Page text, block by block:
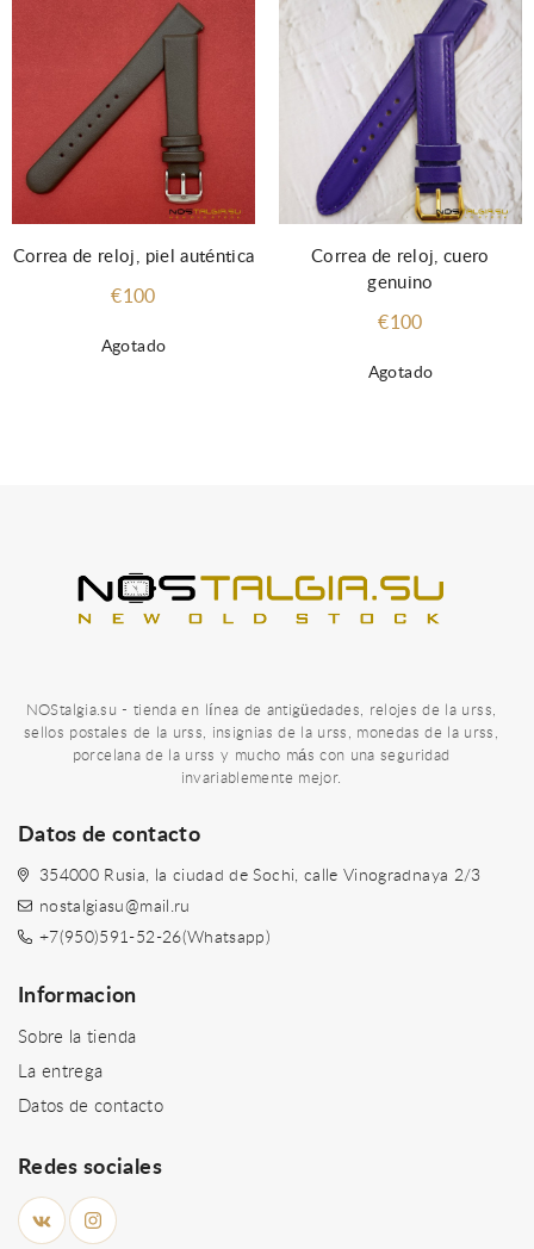
Agotado
Correa de reloj, piel auténtica
€100
Agotado
Correa de reloj, cuero
genuino
€100
NOStalgia.su - tienda en línea de antigüedades, relojes de la urss,
sellos postales de la urss, insignias de la urss, monedas de la urss,
porcelana de la urss y mucho más con una seguridad
invariablemente mejor.
Datos de contacto
354000 Rusia, la ciudad de Sochi, calle Vinogradnaya 2/3
nostalgiasu@mail.ru
+7(950)591-52-26(Whatsapp)
Informacion
Sobre la tienda
La entrega
Datos de contacto
Redes sociales